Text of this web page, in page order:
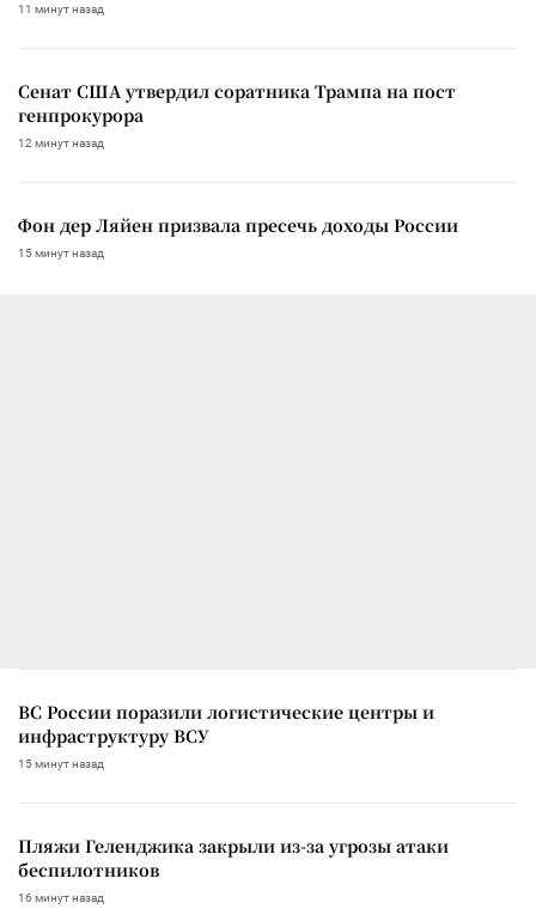
11 минут назад
Сенат США утвердил соратника Трампа на пост
генпрокурора
12 минут назад
Фон дер Ляйен призвала пресечь доходы России
15 минут назад
ВС России поразили логистические центры и
инфраструктуру ВСУ
15 минут назад
Пляжи Геленджика закрыли из-за угрозы атаки
беспилотников
16 минут назад